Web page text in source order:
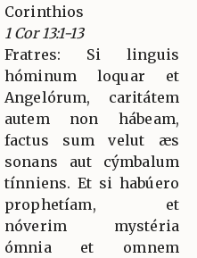
Corinthios
1 Cor 13:1-13
Fratres: Si linguis
hóminum loquar et
Angelórum, caritátem
autem non hábeam,
factus sum velut æs
sonans aut cýmbalum
tínniens. Et si habúero
prophetíam, et
nóverim mystéria
ómnia et omnem